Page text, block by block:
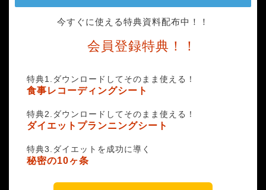
今すぐに使える特典資料配布中！！
会員登録特典！！
特典1.ダウンロードしてそのまま使える！
食事レコーディングシート
特典2.ダウンロードしてそのまま使える！
ダイエットプランニングシート
特典3.ダイエットを成功に導く
秘密の10ヶ条